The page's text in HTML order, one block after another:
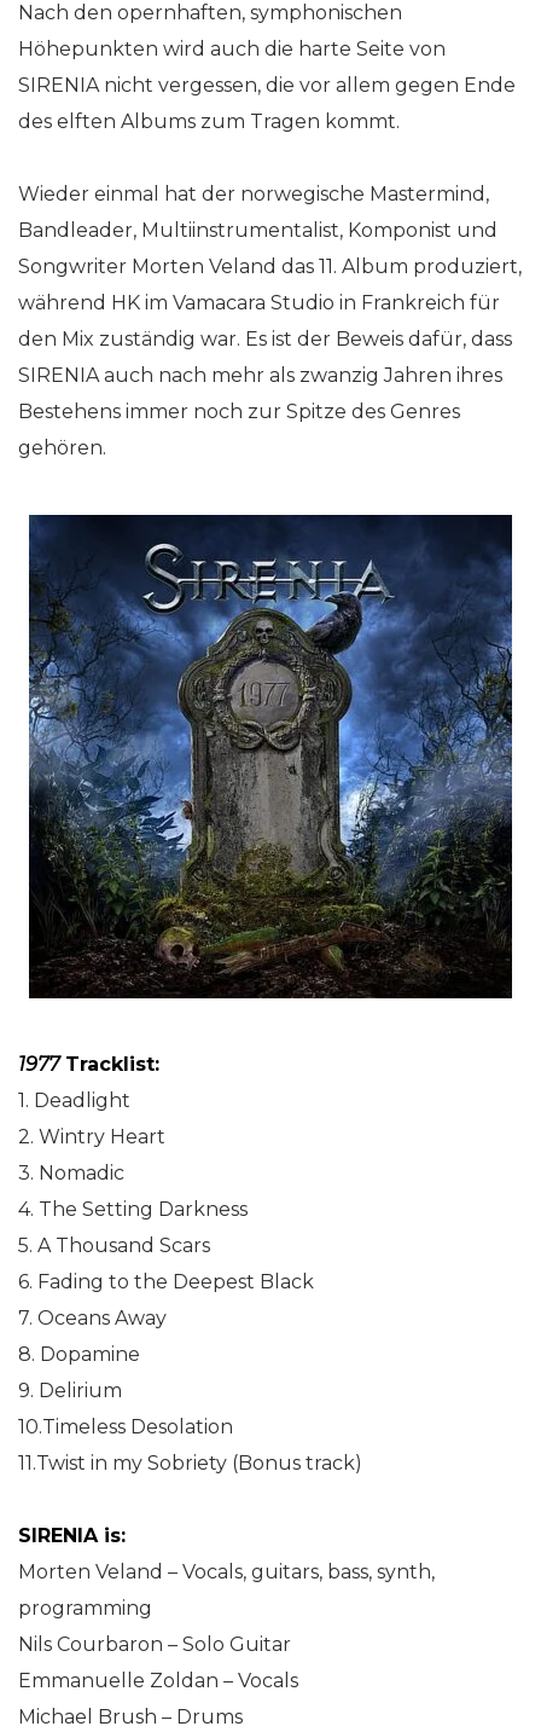
Nach den opernhaften, symphonischen
Höhepunkten wird auch die harte Seite von
SIRENIA nicht vergessen, die vor allem gegen Ende
des elften Albums zum Tragen kommt.
Wieder einmal hat der norwegische Mastermind,
Bandleader, Multiinstrumentalist, Komponist und
Songwriter Morten Veland das 11. Album produziert,
während HK im Vamacara Studio in Frankreich für
den Mix zuständig war. Es ist der Beweis dafür, dass
SIRENIA auch nach mehr als zwanzig Jahren ihres
Bestehens immer noch zur Spitze des Genres
gehören.
1977Tracklist:
1. Deadlight
2. Wintry Heart
3. Nomadic
4. The Setting Darkness
5. A Thousand Scars
6. Fading to the Deepest Black
7. Oceans Away
8. Dopamine
9. Delirium
10.Timeless Desolation
11.Twist in my Sobriety (Bonus track)
SIRENIA is:
Morten Veland – Vocals, guitars, bass, synth,
programming
Nils Courbaron – Solo Guitar
Emmanuelle Zoldan – Vocals
Michael Brush – Drums